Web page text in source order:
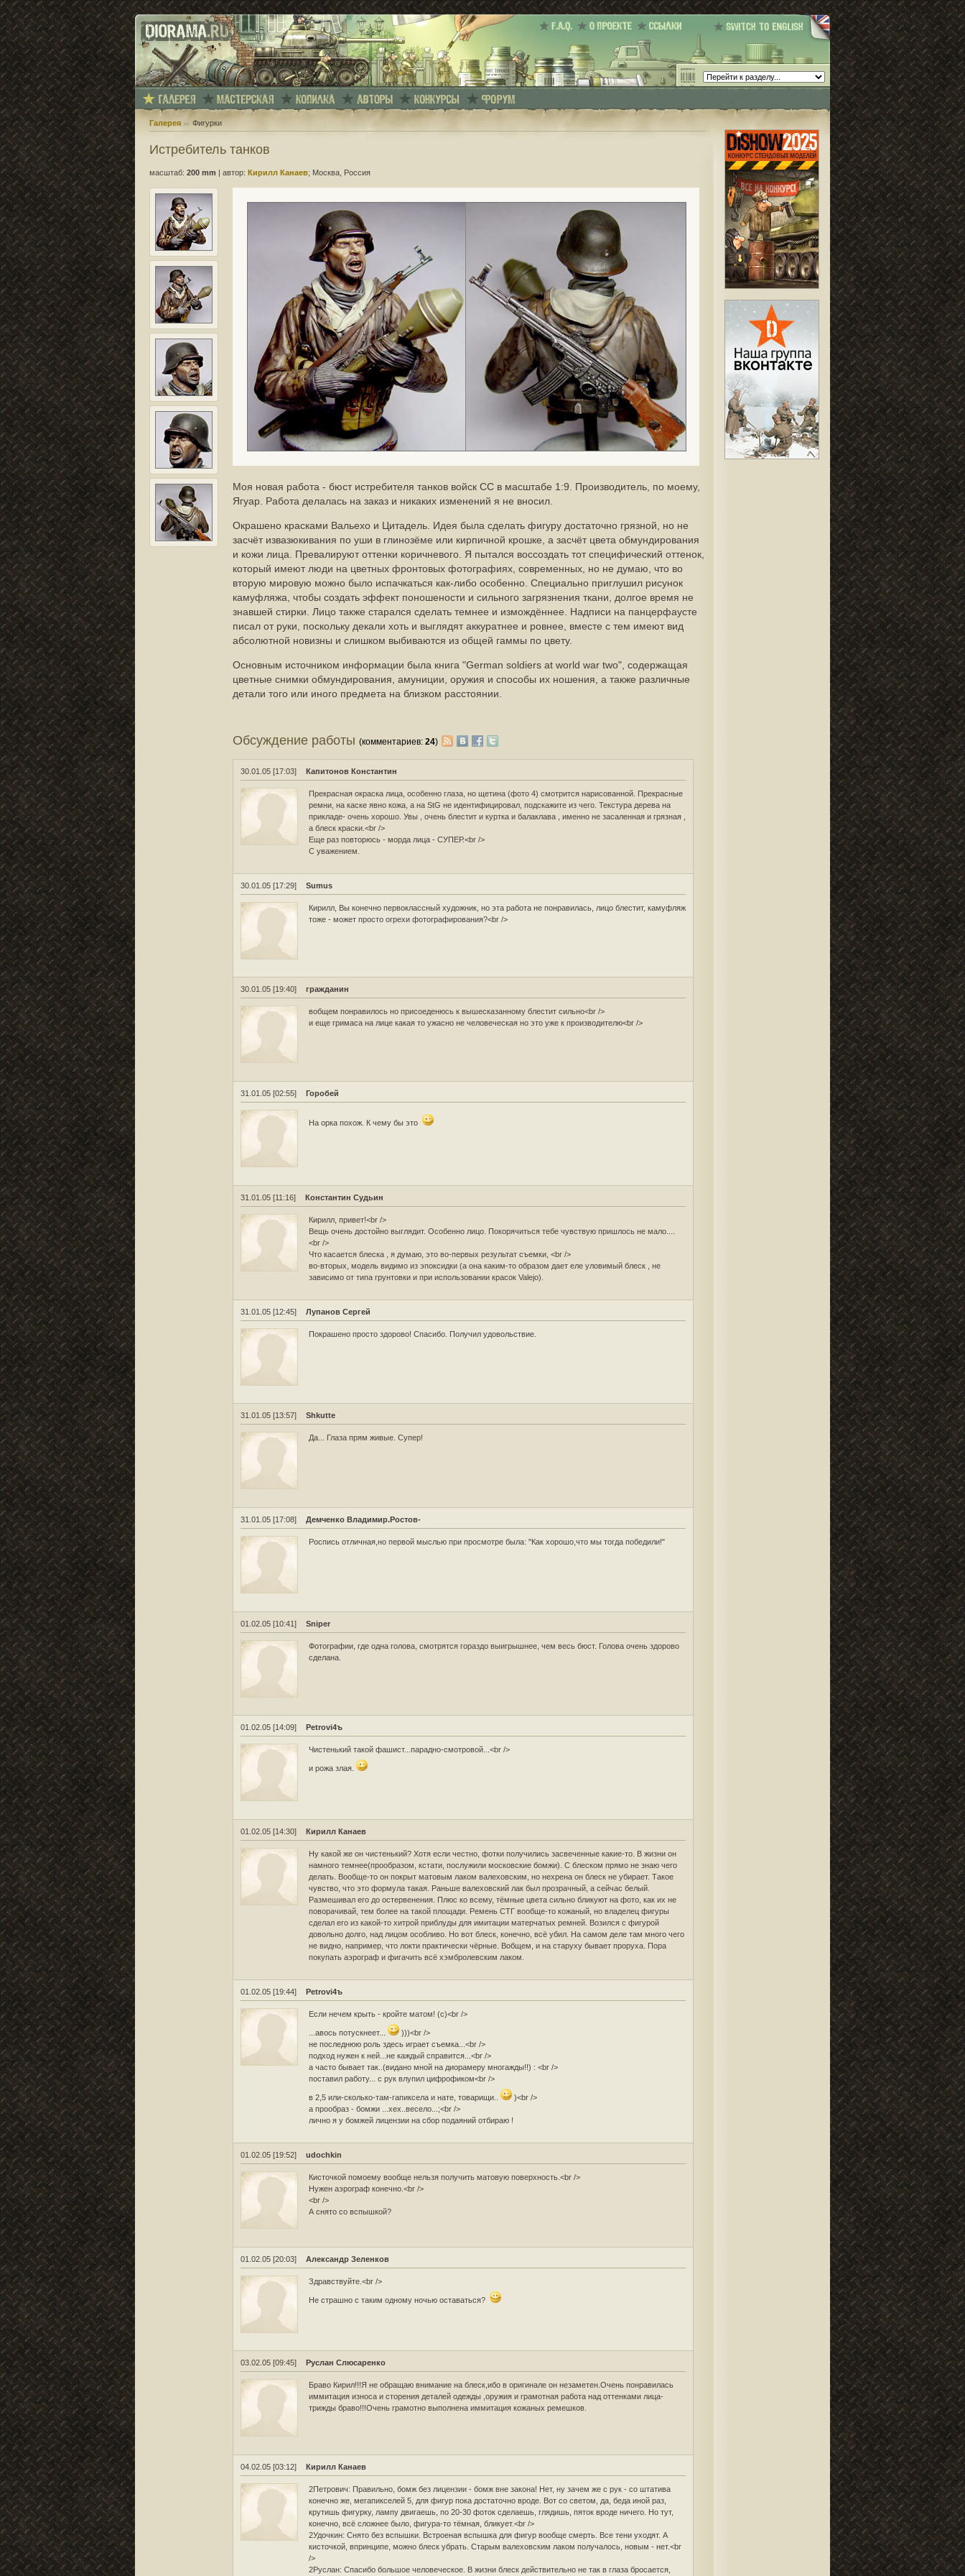
Галерея Фигурки
Истребитель танков
масштаб: 200 mm автор: Кирилл Канаев; Москва, Россия
Моя новая работа - бюст истребителя танков войск СС в масштабе 1:9. Производитель, по моему,
Ягуар. Работа делалась на заказ и никаких изменений я не вносил.
Окрашено красками Вальехо и Цитадель. Идея была сделать фигуру достаточно грязной, но не
засчёт извазюкивания по уши в глинозёме или кирпичной крошке, а засчёт цвета обмундирования
и кожи лица. Превалируют оттенки коричневого. Я пытался воссоздать тот специфический оттенок,
который имеют люди на цветных фронтовых фотографиях, современных, но не думаю, что во
вторую мировую можно было испачкаться как-либо особенно. Специально приглушил рисунок
камуфляжа, чтобы создать эффект поношености и сильного загрязнения ткани, долгое время не
знавшей стирки. Лицо также старался сделать темнее и измождённее. Надписи на панцерфаусте
писал от руки, поскольку декали хоть и выглядят аккуратнее и ровнее, вместе с тем имеют вид
абсолютной новизны и слишком выбиваются из общей гаммы по цвету.
Основным источником информации была книга "German soldiers at world war two", содержащая
цветные снимки обмундирования, амуниции, оружия и способы их ношения, а также различные
детали того или иного предмета на близком расстоянии.
Обсуждение работы(комментариев:24)
30.01.05 [17:03] Капитонов Константин
Прекрасная окраска лица, особенно глаза, но щетина (фото 4) смотрится нарисованной. Прекрасные
ремни, на каске явно кожа, а на StG не идентифицировал, подскажите из чего. Текстура дерева на
прикладе- очень хорошо. Увы , очень блестит и куртка и балаклава , именно не засаленная и грязная ,
а блеск краски.<br />
Еще раз повторюсь - морда лица - СУПЕР.<br />
С уважением.
30.01.05 [17:29] Sumus
Кирилл, Вы конечно первоклассный художник, но эта работа не понравилась, лицо блестит, камуфляж
тоже - может просто огрехи фотографирования?<br />
30.01.05 [19:40] гражданин
вобщем понравилось но присоеденюсь к вышесказанному блестит сильно<br />
и еще гримаса на лице какая то ужасно не человеческая но это уже к производителю<br />
31.01.05 [02:55] Горобей
На орка похож. К чему бы это
31.01.05 [11:16] Константин Судьин
Кирилл, привет!<br />
Вещь очень достойно выглядит. Особенно лицо. Покорячиться тебе чувствую пришлось не мало....
<br />
Что касается блеска , я думаю, это во-первых результат съемки, <br />
во-вторых, модель видимо из эпоксидки (а она каким-то образом дает еле уловимый блеск , не
зависимо от типа грунтовки и при использовании красок Valejo).
31.01.05 [12:45] Лупанов Сергей
Покрашено просто здорово! Спасибо. Получил удовольствие.
31.01.05 [13:57] Shkutte
Да... Глаза прям живые. Супер!
31.01.05 [17:08] Демченко Владимир.Ростов-
Роспись отличная,но первой мыслью при просмотре была: "Как хорошо,что мы тогда победили!"
01.02.05 [10:41] Sniper
Фотографии, где одна голова, смотрятся гораздо выигрышнее, чем весь бюст. Голова очень здорово
сделана.
01.02.05 [14:09] Petrovi4ъ
Чистенький такой фашист...парадно-смотровой...<br />
и рожа злая.
01.02.05 [14:30] Кирилл Канаев
Ну какой же он чистенький? Хотя если честно, фотки получились засвеченные какие-то. В жизни он
намного темнее(прообразом, кстати, послужили московские бомжи). С блеском прямо не знаю чего
делать. Вообще-то он покрыт матовым лаком валеховским, но нехрена он блеск не убирает. Такое
чувство, что это формула такая. Раньше валеховский лак был прозрачный, а сейчас белый.
Размешивал его до остервенения. Плюс ко всему, тёмные цвета сильно бликуют на фото, как их не
поворачивай, тем более на такой площади. Ремень СТГ вообще-то кожаный, но владелец фигуры
сделал его из какой-то хитрой приблуды для имитации матерчатых ремней. Возился с фигурой
довольно долго, над лицом особливо. Но вот блеск, конечно, всё убил. На самом деле там много чего
не видно, например, что локти практически чёрные. Вобщем, и на старуху бывает проруха. Пора
покупать аэрограф и фигачить всё хэмбролевским лаком.
01.02.05 [19:44] Petrovi4ъ
Если нечем крыть - кройте матом! (с)<br />
...авось потускнеет...
)))<br />
не последнюю роль здесь играет съемка...<br />
подход нужен к ней...не каждый справится...<br />
а часто бывает так..(видано мной на диорамеру многажды!!) : <br />
поставил работу... с рук влупил цифрофиком<br />
в 2,5 или-сколько-там-гапиксела и нате, товарищи..
)<br />
а прообраз - бомжи ...хех..весело...;<br />
лично я у бомжей лицензии на сбор подаяний отбираю !
01.02.05 [19:52] udochkin
Кисточкой помоему вообще нельзя получить матовую поверхность.<br />
Нужен аэрограф конечно.<br />
<br />
А снято со вспышкой?
01.02.05 [20:03] Александр Зеленков
Здравствуйте.<br />
Не страшно с таким одному ночью оставаться?
03.02.05 [09:45] Руслан Слюсаренко
Браво Кирил!!!Я не обращаю внимание на блеск,ибо в оригинале он незаметен.Очень понравилась
иммитация износа и сторения деталей одежды ,оружия и грамотная работа над оттенками лица-
трижды браво!!!Очень грамотно выполнена иммитация кожаных ремешков.
04.02.05 [03:12] Кирилл Канаев
2Петрович: Правильно, бомж без лицензии - бомж вне закона! Нет, ну зачем же с рук - со штатива
конечно же, мегапикселей 5, для фигур пока достаточно вроде. Вот со светом, да, беда иной раз,
крутишь фигурку, лампу двигаешь, по 20-30 фоток сделаешь, глядишь, пяток вроде ничего. Но тут,
конечно, всё сложнее было, фигура-то тёмная, бликует.<br />
2Удочкин: Снято без вспышки. Встроеная вспышка для фигур вообще смерть. Все тени уходят. А
кисточкой, впринципе, можно блеск убрать. Старым валеховским лаком получалось, новым - нет.<br
/>
2Руслан: Спасибо большое человеческое. В жизни блеск действительно не так в глаза бросается,